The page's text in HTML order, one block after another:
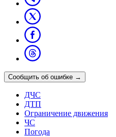
Сообщить об ошибке →
ДЧС
ДТП
Ограничение движения
ЧС
Погода